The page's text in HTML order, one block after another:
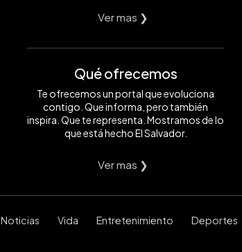
Ver mas ❯
Qué ofrecemos
Te ofrecemos un portal que evoluciona
contigo. Que informa, pero también
inspira. Que te representa. Mostramos de lo
que está hecho El Salvador.
Ver mas ❯
Noticias Vida Entretenimiento Deportes